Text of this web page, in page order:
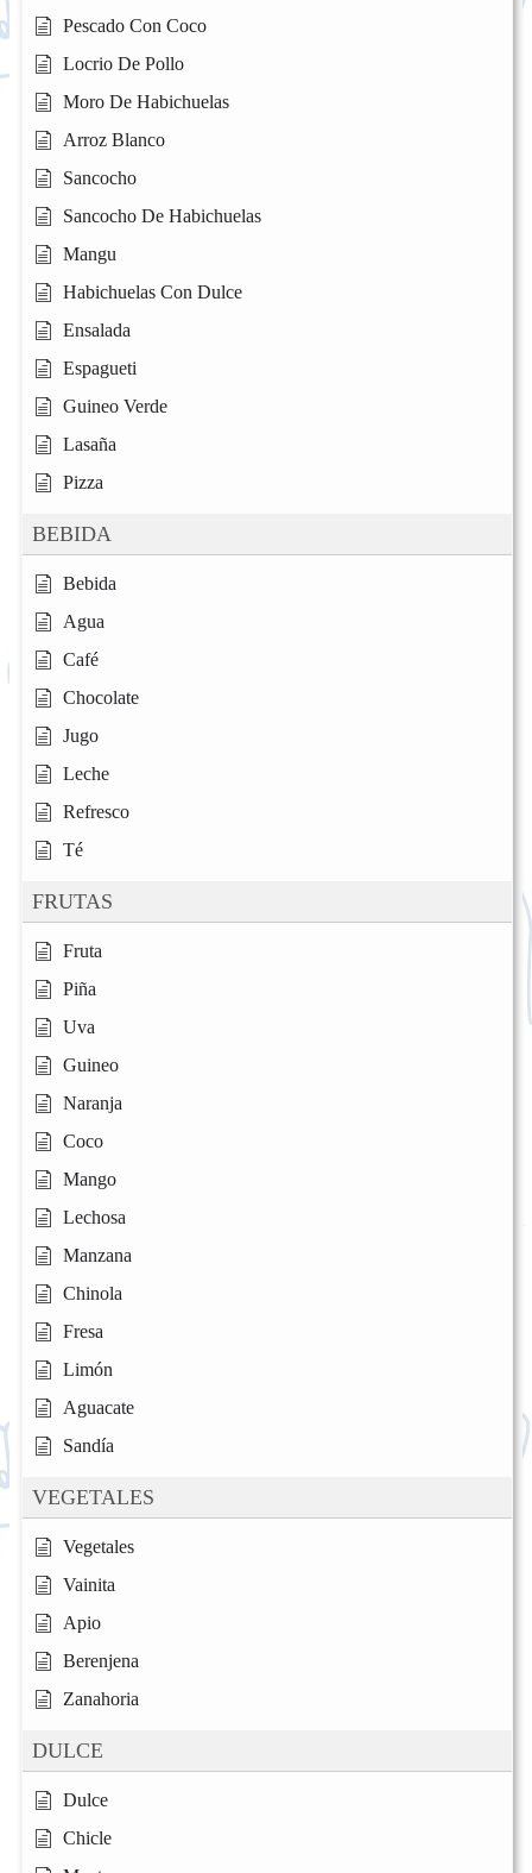
Pescado Con Coco
Locrio De Pollo
Moro De Habichuelas
Arroz Blanco
Sancocho
Sancocho De Habichuelas
Mangu
Habichuelas Con Dulce
Ensalada
Espagueti
Guineo Verde
Lasaña
Pizza
BEBIDA
Bebida
Agua
Café
Chocolate
Jugo
Leche
Refresco
Té
FRUTAS
Fruta
Piña
Uva
Guineo
Naranja
Coco
Mango
Lechosa
Manzana
Chinola
Fresa
Limón
Aguacate
Sandía
VEGETALES
Vegetales
Vainita
Apio
Berenjena
Zanahoria
DULCE
Dulce
Chicle